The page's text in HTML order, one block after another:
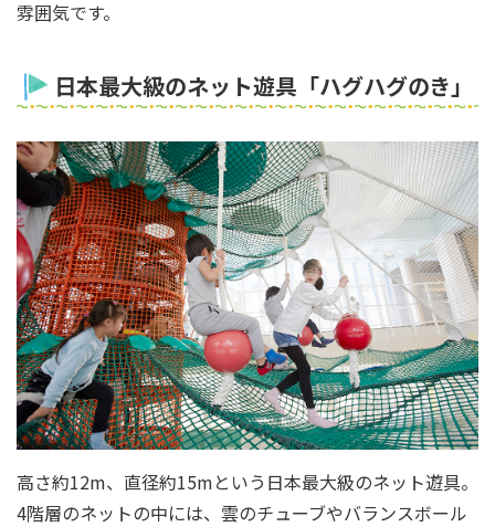
雰囲気です。
日本最大級のネット遊具「ハグハグのき」
高さ約12m、直径約15mという日本最大級のネット遊具。
4階層のネットの中には、雲のチューブやバランスボール